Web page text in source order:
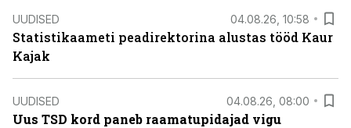
UUDISED 04.08.26, 10:58
Statistikaameti peadirektorina alustas tööd Kaur
Kajak
UUDISED 04.08.26, 08:00
Uus TSD kord paneb raamatupidajad vigu